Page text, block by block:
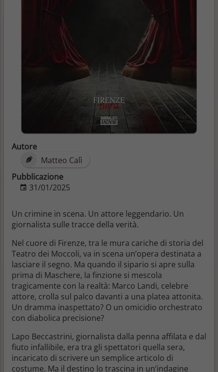
Autore
Matteo Calì
Pubblicazione
31/01/2025
Un crimine in scena. Un attore leggendario. Un
giornalista sulle tracce della verità.
Nel cuore di Firenze, tra le mura cariche di storia del
Teatro dei Moccoli, va in scena un’opera destinata a
lasciare il segno. Ma quando il sipario si apre sulla
prima di Maschere, la finzione si mescola
tragicamente con la realtà: Marco Landi, celebre
attore, crolla sul palco davanti a una platea attonita.
Un dramma inaspettato? O un omicidio orchestrato
con diabolica precisione?
Lapo Beccastrini, giornalista dalla penna affilata e dal
fiuto infallibile, era tra gli spettatori quella sera,
incaricato di scrivere un semplice articolo di
costume. Ma il destino lo trascina in un’indagine